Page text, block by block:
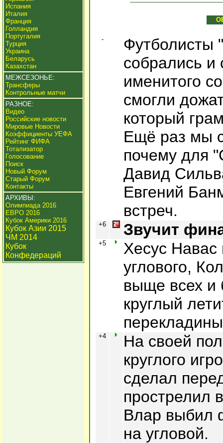
Испания
Италия
Франция
Голландия
Португалия
Турция
Украина
Беларусь
Казахстан
МЕЖСЕЗОНЬЕ:
Трансферы
Контрольные матчи
РАЗНОЕ:
Видео
Российские новости
Мировые Новости
Коэффициенты УЕФА
Рейтинг ФИФА
Тотализатор
Голосование
Поиск
Новый Форум
Старый Форум
Контакты
АРХИВЫ:
Олимпиада 2016
ЕВРО 2016
Кубок Америки 2016
Кубок Азии 2015
ЧМ 2014
Кубок
Конфедераций
-
Футболисты
собрались и
именитого
смогли
который
Ещё раз мы
почему для
Давид
Евгений
встреч.
+6 Звучит
+5
Хесус Навас
углового,
выще всех и
круглый
+4
На своей
круглого
сделал
прострелил
Влар выбил
на угловой.